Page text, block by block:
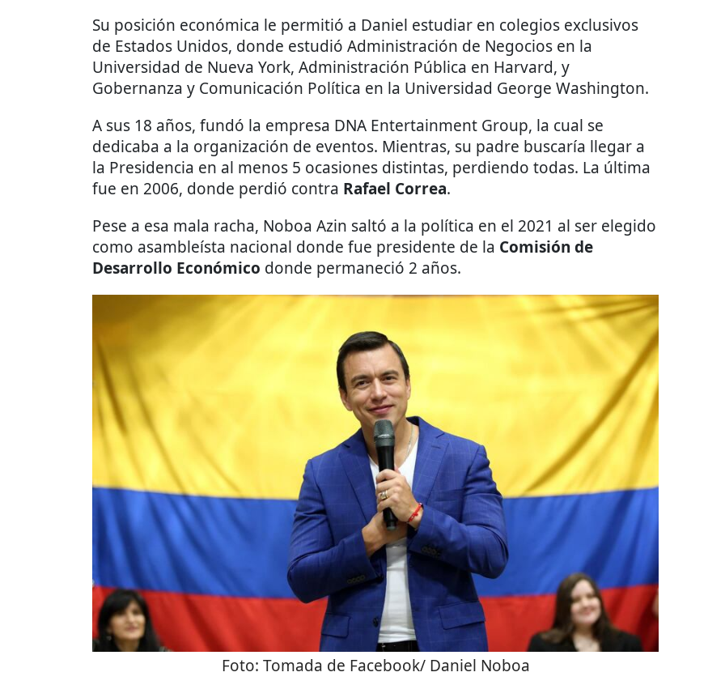
Su posición económica le permitió a Daniel estudiar en colegios exclusivos
de Estados Unidos, donde estudió Administración de Negocios en la
Universidad de Nueva York, Administración Pública en Harvard, y
Gobernanza y Comunicación Política en la Universidad George Washington.
A sus 18 años, fundó la empresa DNA Entertainment Group, la cual se
dedicaba a la organización de eventos. Mientras, su padre buscaría llegar a
la Presidencia en al menos 5 ocasiones distintas, perdiendo todas. La última
fue en 2006, donde perdió contra Rafael Correa.
Pese a esa mala racha, Noboa Azin saltó a la política en el 2021 al ser elegido
como asambleísta nacional donde fue presidente de la Comisión de
Desarrollo Económico donde permaneció 2 años.
Foto: Tomada de Facebook/ Daniel Noboa